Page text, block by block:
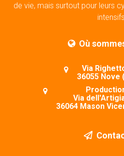
de vie, mais surtout pour leurs
intensifs.
Où
Via
36055 Nove
Via
36064 Mason